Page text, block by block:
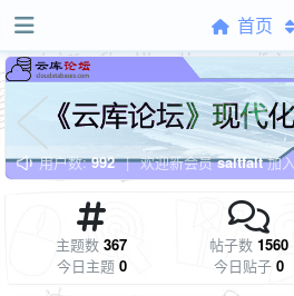
首页
用户数:992 | 欢迎新会员saltfalt加入
主题数367
今日主题 0
帖子数1560
今日贴子0